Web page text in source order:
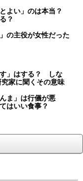
とよい」のは本当？
？
の主役が女性だった
」はする？ しな
家に聞くその意味
ま」は行儀が悪
はいい食事？